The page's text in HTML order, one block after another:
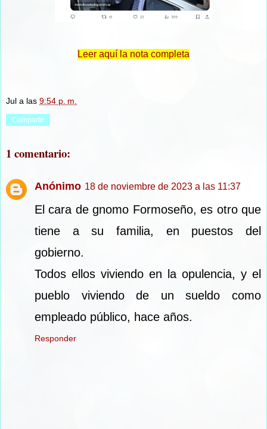
Leer aquí la nota completa
Jul a las 9:54 p. m.
Compartir
1 comentario:
Anónimo 18 de noviembre de 2023 a las 11:37
El cara de gnomo Formoseño, es otro que
tiene a su familia, en puestos del
gobierno.
Todos ellos viviendo en la opulencia, y el
pueblo viviendo de un sueldo como
empleado público, hace años.
Responder